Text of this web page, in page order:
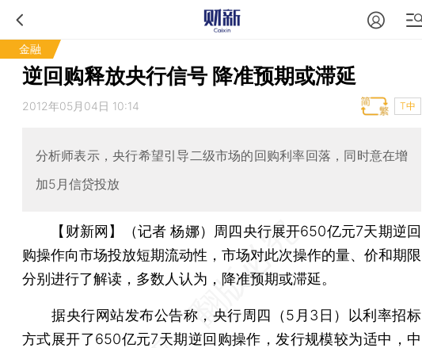
金融
逆回购释放央行信号 降准预期或滞延
2012年05月04日 10:14 T中
分析师表示，央行希望引导二级市场的回购利率回落，同时意在增
加5月信贷投放
【财新网】（记者 杨娜） 周四央行展开650亿元7天期逆回
购操作向市场投放短期流动性，市场对此次操作的量、价和期限
分别进行了解读，多数人认为，降准预期或滞延。
据央行网站发布公告称，央行周四（5月3日）以利率招标
方式展开了650亿元7天期逆回购操作，发行规模较为适中，中